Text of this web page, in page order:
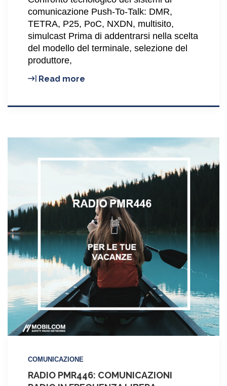
comunicazione Push-To-Talk: DMR,
TETRA, P25, PoC, NXDN, multisito,
simulcast Prima di addentrarsi nella scelta
del modello del terminale, selezione del
produttore,
Read more
gruppo:
Mobilcom
ti
a
scegliere
soluzione!
COMUNICAZIONE
RADIO PMR446: COMUNICAZIONI